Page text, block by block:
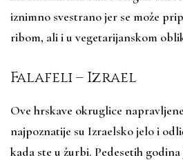
iznimno svestrano jer se može
ribom, ali i u vegetarijanskom
Falafeli – Izrael
Ove hrskave okruglice
najpoznatije su Izraelsko jelo i
kada ste u žurbi. Pedesetih